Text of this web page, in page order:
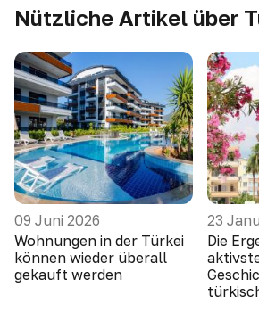
Nützliche Artikel über
09 Juni 2026
Wohnungen in der Türkei
können wieder überall
gekauft werden
23
Die